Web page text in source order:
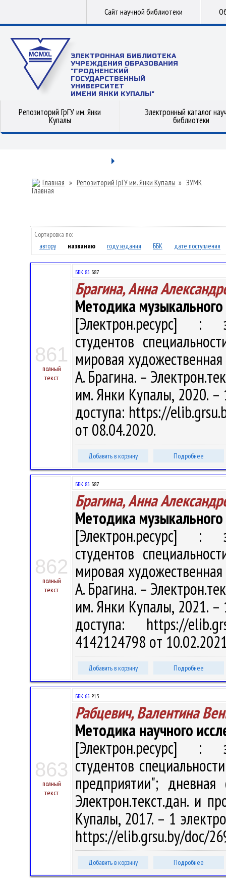
Сайт научной библиотеки
ЭЛЕКТРОННАЯ БИБЛИОТЕКА
УЧРЕЖДЕНИЯ ОБРАЗОВАНИЯ
"ГРОДНЕНСКИЙ
ГОСУДАРСТВЕННЫЙ
УНИВЕРСИТЕТ
ИМЕНИ ЯНКИ КУПАЛЫ"
Репозиторий ГрГУ им. Янки
Купалы
Электронный каталог
библиотеки
Главная » Репозиторий ГрГУ им. Янки Купалы » ЭУМК
Сортировка по:
автору
названию году издания ББК дате поступления
861
полный
текст
ББК 85.Б87
Брагина, Анна
Методика музыкального
[Электрон.ресурс] :
студентов
мировая
А. Брагина. –
им. Янки Купалы, 2020. –
доступа: https://
от 08.04.2020.
Добавить в корзину Подробнее
862
полный
текст
ББК 85.Б87
Брагина, Анна
Методика музыкального
[Электрон.ресурс] :
студентов
мировая
А. Брагина. –
им. Янки Купалы, 2021. –
доступа: https://
4142124798 от
Добавить в корзину Подробнее
863
полный
текст
ББК 65.Р13
Рабцевич, Валентина
Методика научного
[Электрон.ресурс] :
студентов
предприятии";
Электрон.текст.дан. и
Купалы, 2017. – 1
https://elib.grsu.by/doc/
Добавить в корзину Подробнее